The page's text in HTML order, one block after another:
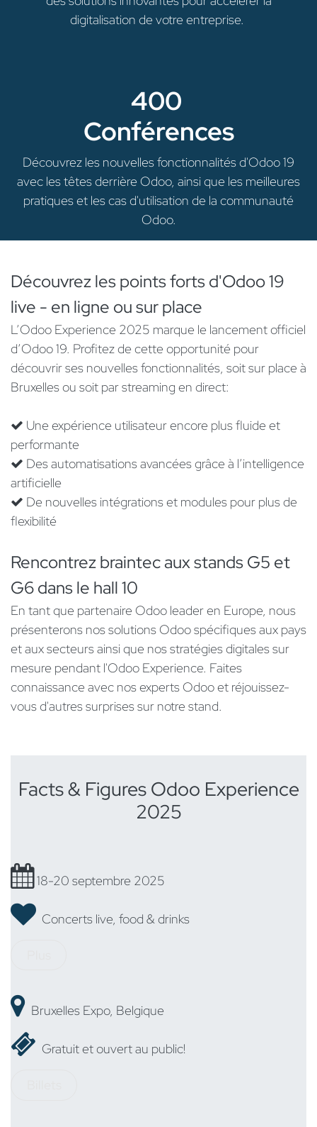
digitalisation de votre entreprise.
400
Conférences
Découvrez les nouvelles fonctionnalités d'Odoo 19
avec les têtes derrière Odoo, ainsi que les meilleures
pratiques et les cas d'utilisation de la communauté
Odoo.
Découvrez les points forts d'Odoo 19
live - en ligne ou sur place
L’Odoo Experience 2025 marque le lancement officiel
d’Odoo 19. Profitez de cette opportunité pour
découvrir ses nouvelles fonctionnalités, soit sur place à
Bruxelles ou soit par streaming en direct:
Une expérience utilisateur encore plus fluide et
performante
Des automatisations avancées grâce à l’intelligence
artificielle
De nouvelles intégrations et modules pour plus de
flexibilité
Rencontrez braintec aux stands G5 et
G6 dans le hall 10
En tant que partenaire Odoo leader en Europe, nous
présenterons nos solutions Odoo spécifiques aux pays
et aux secteurs ainsi que nos stratégies digitales sur
mesure pendant l'Odoo Experience. Faites
connaissance avec nos experts Odoo et réjouissez-
vous d'autres surprises sur notre stand.
Facts & Figures Odoo Experience
2025
18-20 septembre 2025
Concerts live, food & drinks
Bruxelles Expo, Belgique
Gratuit et ouvert au public!